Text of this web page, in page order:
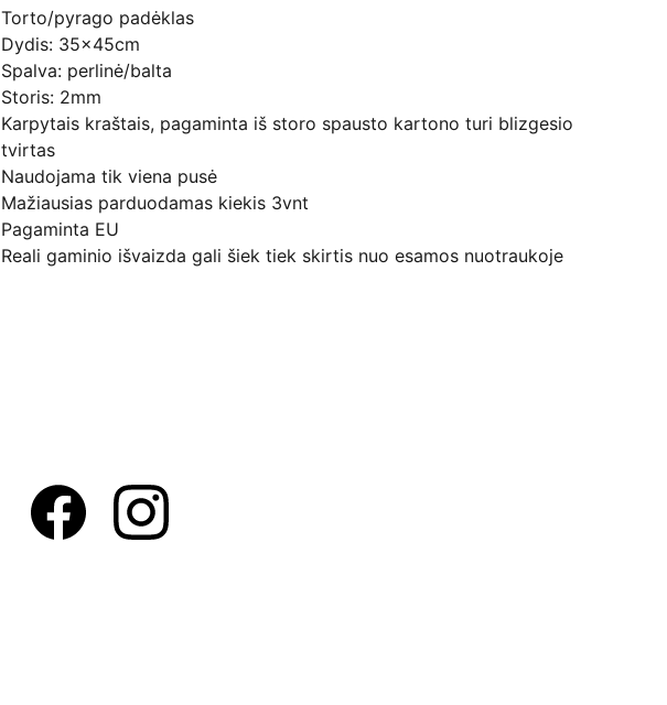
Torto/pyrago padėklas
Dydis: 35x45cm
Spalva: perlinė/balta
Storis: 2mm
Karpytais kraštais, pagaminta iš storo spausto kartono turi blizgesio
tvirtas
Naudojama tik viena pusė
Mažiausias parduodamas kiekis 3vnt
Pagaminta EU
Reali gaminio išvaizda gali šiek tiek skirtis nuo esamos nuotraukoje